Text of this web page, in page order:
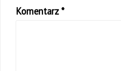
Komentarz *